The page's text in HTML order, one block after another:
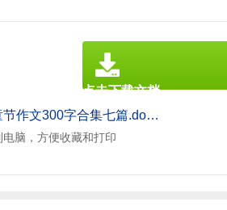
《【推荐】快乐的儿童节作文300字合集七篇.doc》
脑，方便收藏和打印
点击下载文档
文档为doc格式